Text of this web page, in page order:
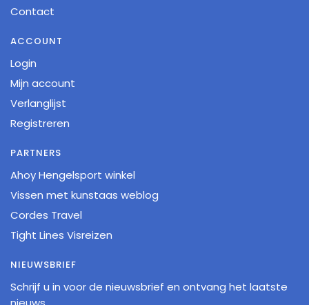
Contact
ACCOUNT
Login
Mijn account
Verlanglijst
Registreren
PARTNERS
Ahoy Hengelsport winkel
Vissen met kunstaas weblog
Cordes Travel
Tight Lines Visreizen
NIEUWSBRIEF
Schrijf u in voor de nieuwsbrief en ontvang het laatste